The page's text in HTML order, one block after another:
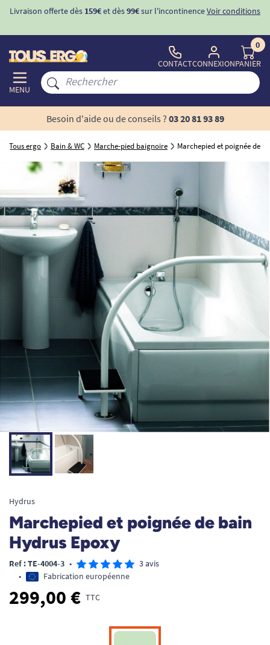
Livraison offerte dès 159€et dès99€sur l'incontinenceVoir conditions
MENU
CONTACTCONNEXION
0
PANIER
Besoin d'aide ou de conseils ? 03 20 81 93 89
Tous ergo Bain & WC Marche-pied baignoire Marchepied et poignée de
Hydrus
Marchepied et poignée de bain
Hydrus Epoxy
Ref : TE-4004-3 •
3 avis
•
Fabrication européenne
299,00 € TTC